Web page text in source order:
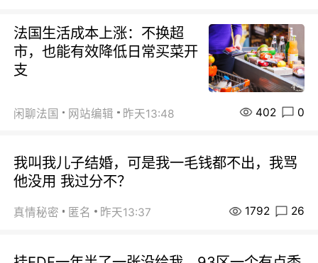
法国生活成本上涨：不换超
市，也能有效降低日常买菜开
支
闲聊法国 网站编辑 昨天13:48 402 0
我叫我儿子结婚，可是我一毛钱都不出，我骂
他没用 我过分不？
真情秘密 匿名 昨天13:37 1792 26